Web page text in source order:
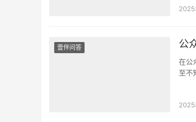
2025
壹伴问答 公
在公
至不
2025